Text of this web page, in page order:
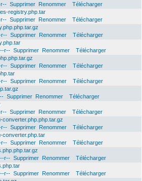
Supprimer Renommer
Télécharger
registry.php.tar
Supprimer Renommer
Télécharger
r-- Supprimer Renommer
Télécharger
r-- Supprimer Renommer
Télécharger
r-- Supprimer Renommer
Télécharger
r-- Supprimer Renommer
Télécharger
Supprimer Renommer
Télécharger
Supprimer Renommer
Télécharger
r-- Supprimer Renommer
Télécharger
converter.php.tar
r-- Supprimer Renommer
Télécharger
r-- Supprimer Renommer
Télécharger
r-- Supprimer Renommer
Télécharger